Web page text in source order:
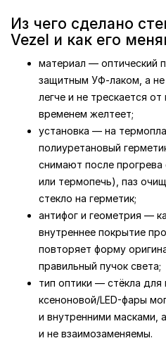
Из чего сделано
Vezel и как его
материал — оптический
защитным УФ-лаком, а не
легче и не трескается
временем желтеет;
установка — на
полиуретановый
снимают после
или термопечь), паз
стекло на герметик;
антифог и геометрия —
внутреннее покрытие
повторяет форму
правильный пучок света;
тип оптики — стёкла для
ксеноновой/LED-фары
и внутренними масками,
и не взаимозаменяемы.